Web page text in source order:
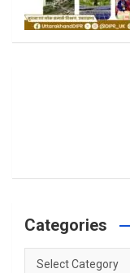
Categories
Categories